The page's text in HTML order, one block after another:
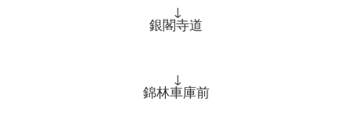
↓
銀閣寺道
↓
錦林車庫前